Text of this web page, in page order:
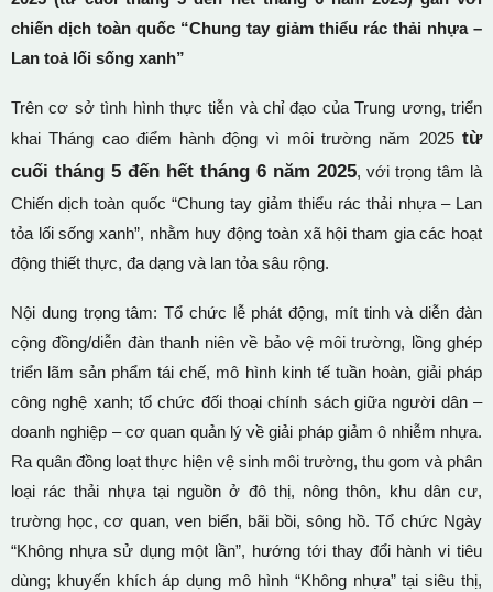
chiến dịch toàn quốc “Chung tay giảm thiểu rác thải nhựa –
Lan toả lối sống xanh”
Trên cơ sở tình hình thực tiễn và chỉ đạo của Trung ương, triển
khai Tháng cao điểm hành động vì môi trường năm 2025 từ
cuối tháng 5 đến hết tháng 6 năm 2025, với trọng tâm là
Chiến dịch toàn quốc “Chung tay giảm thiểu rác thải nhựa – Lan
tỏa lối sống xanh”, nhằm huy động toàn xã hội tham gia các hoạt
động thiết thực, đa dạng và lan tỏa sâu rộng.
Nội dung trọng tâm: Tổ chức lễ phát động, mít tinh và diễn đàn
cộng đồng/diễn đàn thanh niên về bảo vệ môi trường, lồng ghép
triển lãm sản phẩm tái chế, mô hình kinh tế tuần hoàn, giải pháp
công nghệ xanh; tổ chức đối thoại chính sách giữa người dân –
doanh nghiệp – cơ quan quản lý về giải pháp giảm ô nhiễm nhựa.
Ra quân đồng loạt thực hiện vệ sinh môi trường, thu gom và phân
loại rác thải nhựa tại nguồn ở đô thị, nông thôn, khu dân cư,
trường học, cơ quan, ven biển, bãi bồi, sông hồ. Tổ chức Ngày
“Không nhựa sử dụng một lần”, hướng tới thay đổi hành vi tiêu
dùng; khuyến khích áp dụng mô hình “Không nhựa” tại siêu thị,